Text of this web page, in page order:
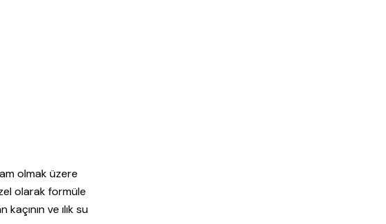
olmak üzere
olarak formüle
ve ılık su